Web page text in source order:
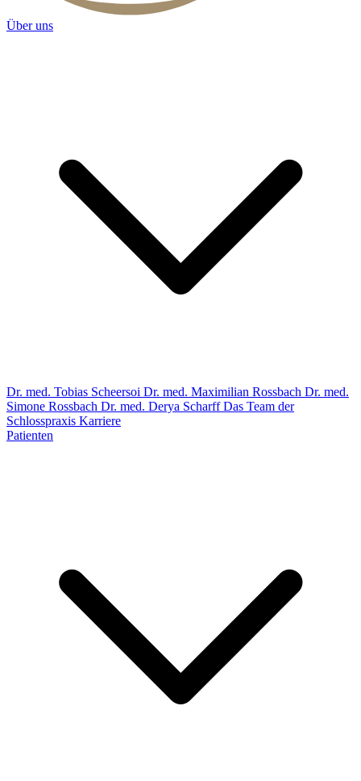
Über uns
Dr. med. Tobias Scheersoi Dr. med. Maximilian Rossbach Dr. med.
Simone Rossbach Dr. med. Derya ScharffDas Team der
Schlosspraxis Karriere
Patienten